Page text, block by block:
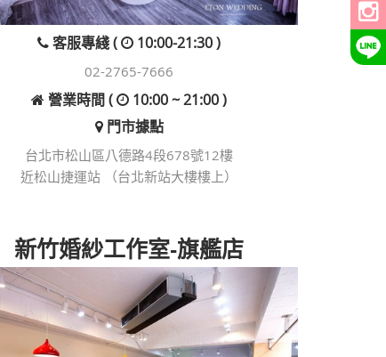
客服專綫 ( 10:00-21:30 )
02-2765-7666
營業時間 (
10:00 ~ 21:00 )
門市據點
台北市松山區八德路4段678號12樓
近松山捷運站 （台北新站大樓樓上）
新竹婚紗工作室-旗艦店